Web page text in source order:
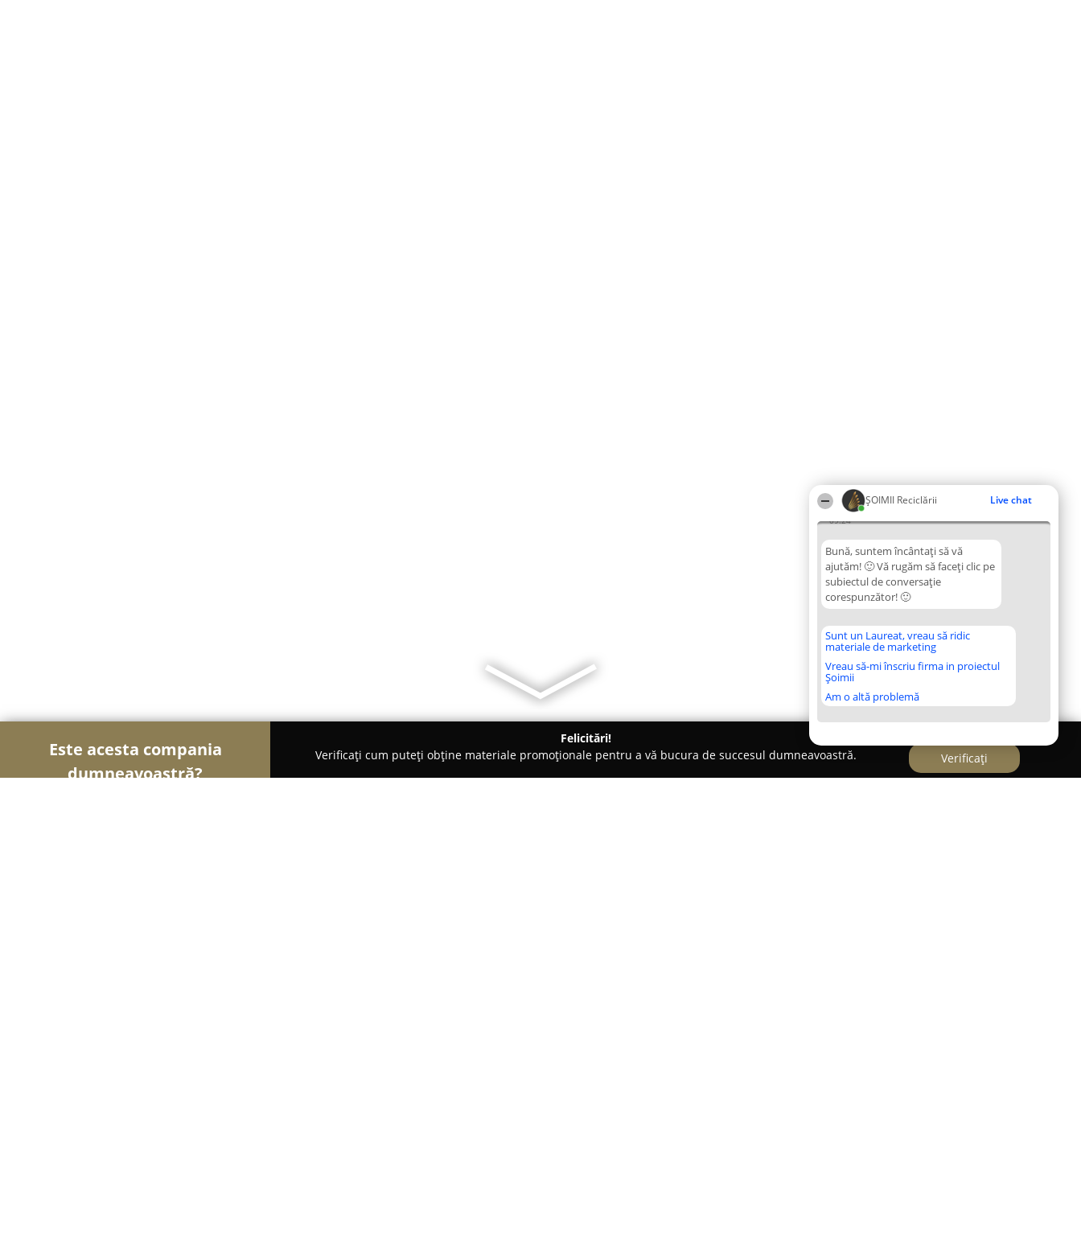
ȘOIMII Reciclării Live chat
09:24
Bună, suntem încântați să vă
ajutăm! 🙂 Vă rugăm să faceți clic pe
subiectul de conversație
corespunzător! 🙂
Sunt un Laureat, vreau să ridic
materiale de marketing
Vreau să-mi înscriu firma in proiectul
Șoimii
Am o altă problemă
Este acesta compania
dumneavoastră?
Felicitări!
Verificați cum puteți obține materiale promoționale pentru a vă bucura de succesul dumneavoastră.
Verificați